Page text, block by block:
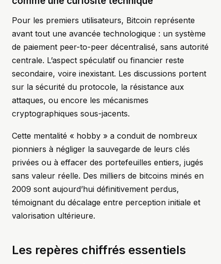
Pour les premiers utilisateurs, Bitcoin représente
avant tout une avancée technologique : un système
de paiement peer-to-peer décentralisé, sans autorité
centrale. L’aspect spéculatif ou financier reste
secondaire, voire inexistant. Les discussions portent
sur la sécurité du protocole, la résistance aux
attaques, ou encore les mécanismes
cryptographiques sous-jacents.
Cette mentalité « hobby » a conduit de nombreux
pionniers à négliger la sauvegarde de leurs clés
privées ou à effacer des portefeuilles entiers, jugés
sans valeur réelle. Des milliers de bitcoins minés en
2009 sont aujourd’hui définitivement perdus,
témoignant du décalage entre perception initiale et
valorisation ultérieure.
Les repères chiffrés essentiels